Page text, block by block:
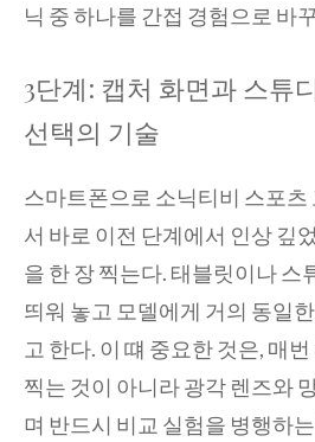
닉 중 하나를 간접 경험으로 바
3단계: 캡처 화면과 스튜
선택의 기술
스마트폰으로 소닉티비 스포츠
서 바로 이전 단계에서 인상 깊
을 한 장 찍는다. 태블릿이나 스
띄워 놓고 모델에게 거의 동일
고 한다. 이 떄 중요한 것은, 매
찍는 것이 아니라 광각 렌즈와
며 반드시 비교 실험을 병행하